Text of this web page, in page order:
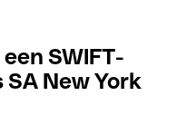
SWIFT-
New York